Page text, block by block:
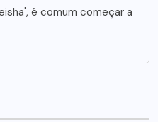
é comum começar a